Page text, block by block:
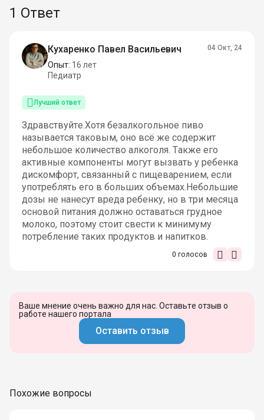
1 Ответ
Кухаренко Павел Васильевич
Опыт: 16 лет
Педиатр
04 Окт, 24
Лучший ответ
Здравствуйте.Хотя безалкогольное пиво
называется таковым, оно всё же содержит
небольшое количество алкоголя. Также его
активные компоненты могут вызвать у ребенка
дискомфорт, связанный с пищеварением, если
употреблять его в больших объемах.Небольшие
дозы не нанесут вреда ребенку, но в три месяца
основой питания должно оставаться грудное
молоко, поэтому стоит свести к минимуму
потребление таких продуктов и напитков.
0 голосов
Ваше мнение очень важно для нас. Оставьте отзыв о
работе нашего портала
Оставить отзыв
Похожие вопросы